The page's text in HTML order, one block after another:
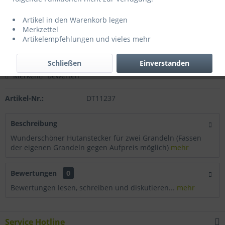
115,50 € *
inkl. MwSt.zzgl. Versandkosten
Sofort versandfertig, Lieferzeit ca. 1-3 Werktage
In denWarenkorb
Merken Bewerten
Artikel-Nr.: DT11237
Beschreibung
Wunderschöner Hutanstecker für zwei Grandeln (Fassen
der eigenen Grandeln gegen Aufpreis möglich) mehr
Bewertungen
0
Bewertungen lesen, schreiben und diskutieren... mehr
Service Hotline
Artikel in den Warenkorb legen
Merkzettel
Artikelempfehlungen und vieles mehr
Einverstanden
Schließen